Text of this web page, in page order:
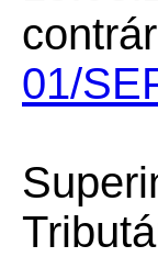
01/